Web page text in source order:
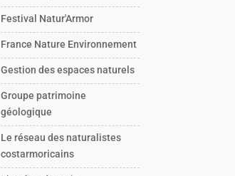
Festival Natur'Armor
France Nature Environnement
Gestion des espaces naturels
Groupe patrimoine
géologique
Le réseau des naturalistes
costarmoricains